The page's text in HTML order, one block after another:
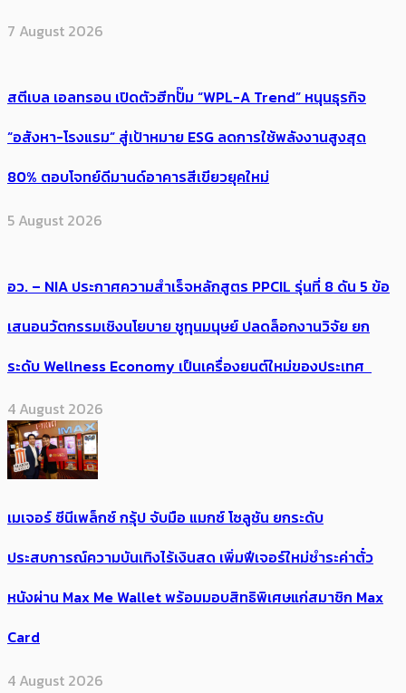
7 August 2026
สตีเบล เอลทรอน เปิดตัวฮีทปั๊ม “WPL-A Trend” หนุนธุรกิจ
“อสังหา-โรงแรม” สู่เป้าหมาย ESG ลดการใช้พลังงานสูงสุด
80% ตอบโจทย์ดีมานด์อาคารสีเขียวยุคใหม่
5 August 2026
อว. – NIA ประกาศความสำเร็จหลักสูตร PPCIL รุ่นที่ 8 ดัน 5 ข้อ
เสนอนวัตกรรมเชิงนโยบาย ชูทุนมนุษย์ ปลดล็อกงานวิจัย ยก
ระดับ Wellness Economy เป็นเครื่องยนต์ใหม่ของประเทศ
4 August 2026
เมเจอร์ ซีนีเพล็กซ์ กรุ้ป จับมือ แมกซ์ โซลูชัน ยกระดับ
ประสบการณ์ความบันเทิงไร้เงินสด เพิ่มฟีเจอร์ใหม่ชำระค่าตั๋ว
หนังผ่าน Max Me Wallet พร้อมมอบสิทธิพิเศษแก่สมาชิก Max
Card
4 August 2026